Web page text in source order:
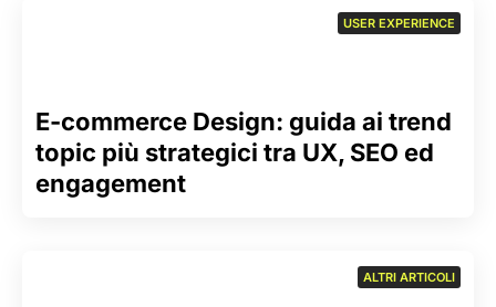
E-commerce Design: guida ai trend
topic più strategici tra UX, SEO ed
engagement
USER EXPERIENCE
ALTRI ARTICOLI